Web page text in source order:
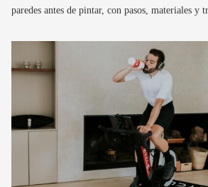
paredes antes de pintar, con pasos, materiales y